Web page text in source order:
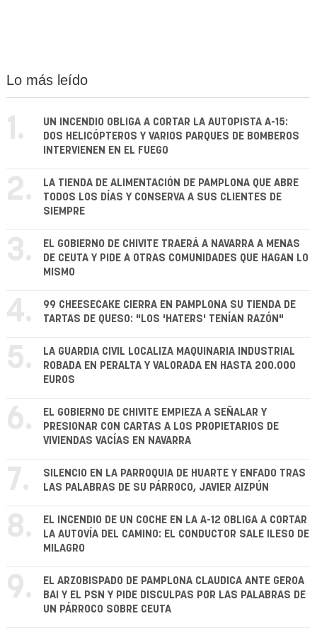
Lo más leído
1.
UN INCENDIO OBLIGA A CORTAR LA AUTOPISTA A-15:
DOS HELICÓPTEROS Y VARIOS PARQUES DE BOMBEROS
INTERVIENEN EN EL FUEGO
2.
LA TIENDA DE ALIMENTACIÓN DE PAMPLONA QUE ABRE
TODOS LOS DÍAS Y CONSERVA A SUS CLIENTES DE
SIEMPRE
3.
EL GOBIERNO DE CHIVITE TRAERÁ A NAVARRA A MENAS
DE CEUTA Y PIDE A OTRAS COMUNIDADES QUE HAGAN LO
MISMO
4.
99 CHEESECAKE CIERRA EN PAMPLONA SU TIENDA DE
TARTAS DE QUESO: "LOS 'HATERS' TENÍAN RAZÓN"
5.
LA GUARDIA CIVIL LOCALIZA MAQUINARIA INDUSTRIAL
ROBADA EN PERALTA Y VALORADA EN HASTA 200.000
EUROS
6.
EL GOBIERNO DE CHIVITE EMPIEZA A SEÑALAR Y
PRESIONAR CON CARTAS A LOS PROPIETARIOS DE
VIVIENDAS VACÍAS EN NAVARRA
7.
SILENCIO EN LA PARROQUIA DE HUARTE Y ENFADO TRAS
LAS PALABRAS DE SU PÁRROCO, JAVIER AIZPÚN
8.
EL INCENDIO DE UN COCHE EN LA A-12 OBLIGA A CORTAR
LA AUTOVÍA DEL CAMINO: EL CONDUCTOR SALE ILESO DE
MILAGRO
9.
EL ARZOBISPADO DE PAMPLONA CLAUDICA ANTE GEROA
BAI Y EL PSN Y PIDE DISCULPAS POR LAS PALABRAS DE
UN PÁRROCO SOBRE CEUTA